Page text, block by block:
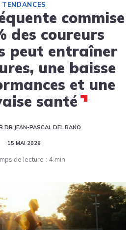
TENDANCES
commise
des coureurs
peut entraîner
une baisse
et une
santé
DR JEAN-PASCAL DEL BANO
15 MAI 2026
de lecture 4 min